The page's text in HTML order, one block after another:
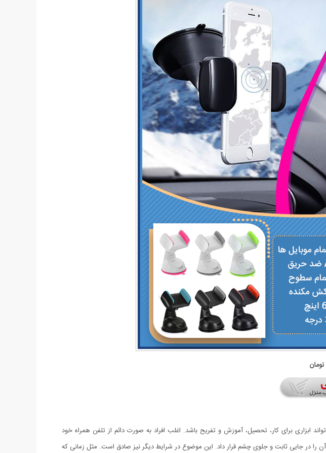
ابزاری برای کار، تحصیل، آموزش و تفریح باشد. اغلب افراد به صورت دائم از تلفن همراه خود
را در جایی ثابت و جلوی چشم قرار داد. این موضوع در شرایط دیگر نیز صادق است. مثل زمانی که